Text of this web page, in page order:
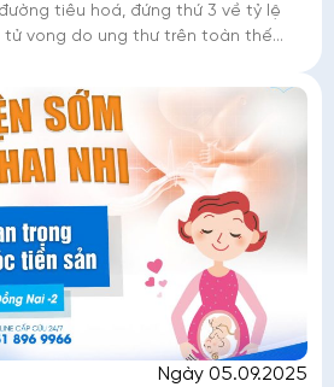
tiêu hoá, đứng thứ 3 về tỷ lệ
tử vong do ung thư trên toàn thế
Ngày 05.09.2025